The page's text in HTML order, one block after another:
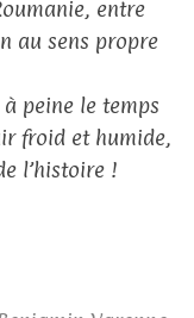
entre
au sens propre
peine le temps
froid et humide,
l’histoire !